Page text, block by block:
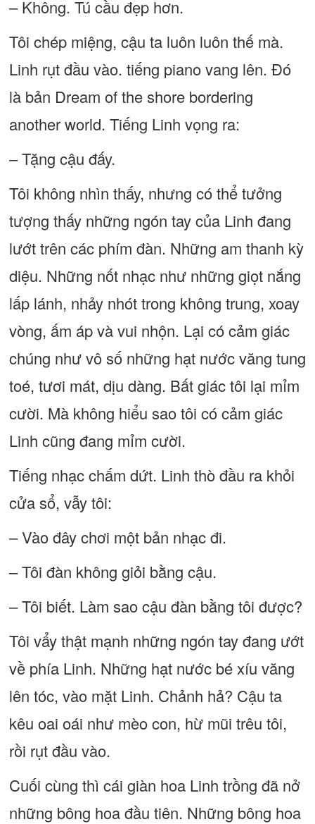
– Không. Tú cầu đẹp hơn.
Tôi chép miệng, cậu ta luôn luôn thế mà.
Linh rụt đầu vào. tiếng piano vang lên. Đó
là bản Dream of the shore bordering
another world. Tiếng Linh vọng ra:
– Tặng cậu đấy.
Tôi không nhìn thấy, nhưng có thể tưởng
tượng thấy những ngón tay của Linh đang
lướt trên các phím đàn. Những am thanh kỳ
diệu. Những nốt nhạc như những giọt nắng
lấp lánh, nhảy nhót trong không trung, xoay
vòng, ấm áp và vui nhộn. Lại có cảm giác
chúng như vô số những hạt nước văng tung
toé, tươi mát, dịu dàng. Bất giác tôi lại mỉm
cười. Mà không hiểu sao tôi có cảm giác
Linh cũng đang mỉm cười.
Tiếng nhạc chấm dứt. Linh thò đầu ra khỏi
cửa sổ, vẫy tôi:
– Vào đây chơi một bản nhạc đi.
– Tôi đàn không giỏi bằng cậu.
– Tôi biết. Làm sao cậu đàn bằng tôi được?
Tôi vẩy thật mạnh những ngón tay đang ướt
về phía Linh. Những hạt nước bé xíu văng
lên tóc, vào mặt Linh. Chảnh hả? Cậu ta
kêu oai oái như mèo con, hừ mũi trêu tôi,
rồi rụt đầu vào.
Cuối cùng thì cái giàn hoa Linh trồng đã nở
những bông hoa đầu tiên. Những bông hoa